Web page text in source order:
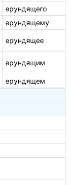
ерундящего
ерундящему
ерундящее
ерундящим
ерундящем